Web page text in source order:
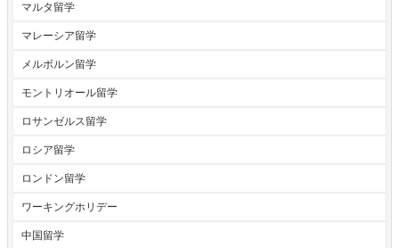
マルタ留学
マレーシア留学
メルボルン留学
モントリオール留学
ロサンゼルス留学
ロシア留学
ロンドン留学
ワーキングホリデー
中国留学